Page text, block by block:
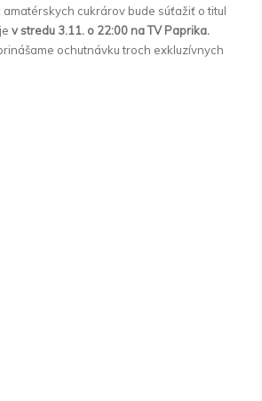
cukrárov bude súťažiť o titul
v stredu 3.11. o 22:00 na TV Paprika.
ochutnávku troch exkluzívnych